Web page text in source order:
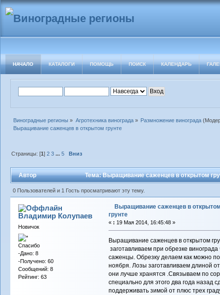
НАЧАЛО КАТАЛОГИ ПОМОЩЬ ПОИСК КАЛЕНДАРЬ
Виноградные регионы » Агротехника винограда» Размножение винограда
Выращивание саженцев в открытом грунте
Страницы: [1]2 3 ...5 Вниз
Автор Тема: Выращивание саженцев в открытом
0 Пользователей и 1 Гость просматривают эту тему.
Владимир Колупаев
Новичок
Спасибо
-Дано: 8
-Получено: 60
Сообщений: 8
Рейтинг: 63
Выращивание саженцев в
грунте
« : 19 Мая 2014, 16:45:48 »
Выращивание саженцев в открытом
заготавливаем при обрезке
саженцы. Обрезку делаем как можно
ноября. Лозы заготавливаем длиной
они лучше хранятся .Связываем по
специально для этого два года назад
поддерживать зимой от плюс трех